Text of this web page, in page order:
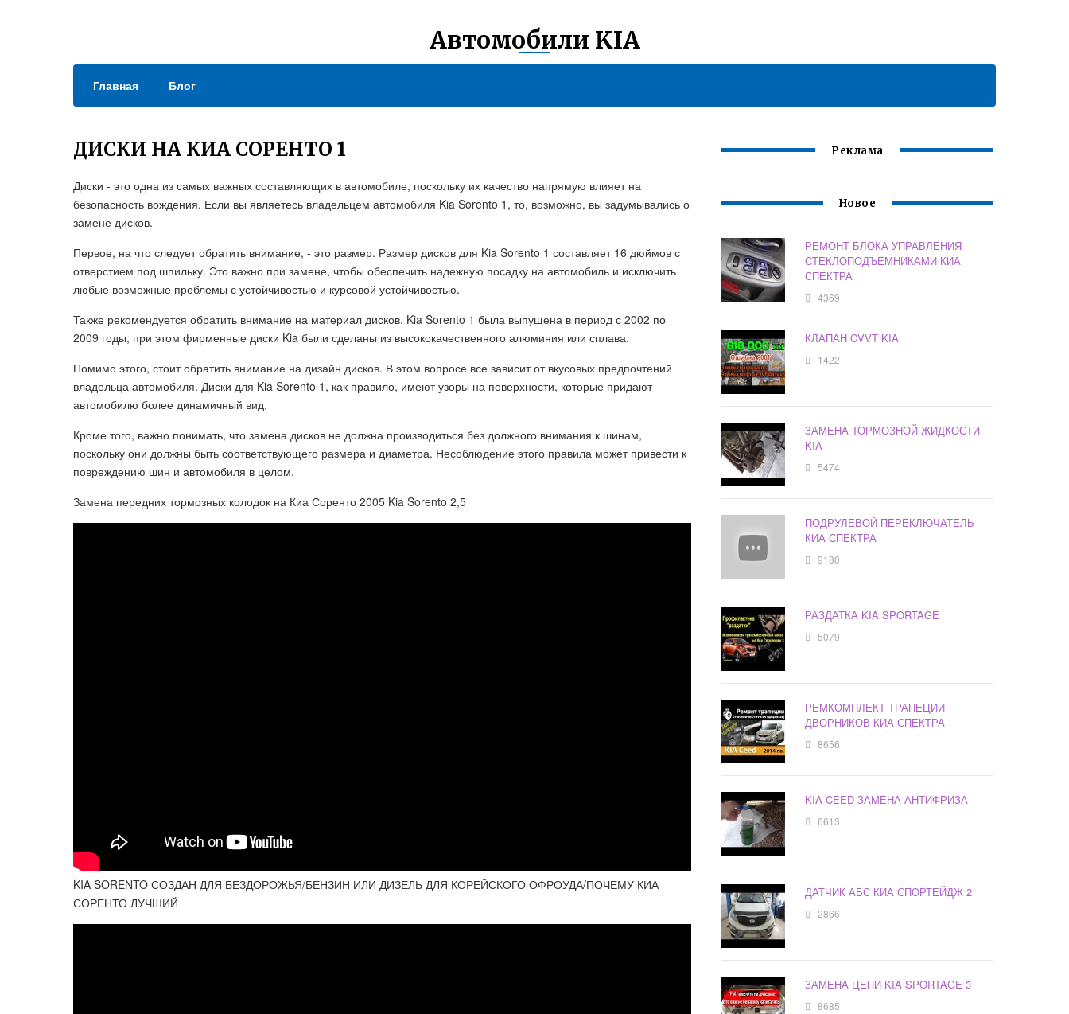
Автомобили KIA
Главная Блог
ДИСКИ НА КИА СОРЕНТО 1
Диски - это одна из самых важных составляющих в автомобиле, поскольку их качество напрямую влияет на
безопасность вождения. Если вы являетесь владельцем автомобиля Kia Sorento 1, то, возможно, вы задумывались о
замене дисков.
Первое, на что следует обратить внимание, - это размер. Размер дисков для Kia Sorento 1 составляет 16 дюймов с
отверстием под шпильку. Это важно при замене, чтобы обеспечить надежную посадку на автомобиль и исключить
любые возможные проблемы с устойчивостью и курсовой устойчивостью.
Также рекомендуется обратить внимание на материал дисков. Kia Sorento 1 была выпущена в период с 2002 по
2009 годы, при этом фирменные диски Kia были сделаны из высококачественного алюминия или сплава.
Помимо этого, стоит обратить внимание на дизайн дисков. В этом вопросе все зависит от вкусовых предпочтений
владельца автомобиля. Диски для Kia Sorento 1, как правило, имеют узоры на поверхности, которые придают
автомобилю более динамичный вид.
Кроме того, важно понимать, что замена дисков не должна производиться без должного внимания к шинам,
поскольку они должны быть соответствующего размера и диаметра. Несоблюдение этого правила может привести к
повреждению шин и автомобиля в целом.
Замена передних тормозных колодок на Киа Соренто 2005 Kia Sorento 2,5
KIA SORENTO СОЗДАН ДЛЯ БЕЗДОРОЖЬЯ/БЕНЗИН ИЛИ ДИЗЕЛЬ ДЛЯ КОРЕЙСКОГО ОФРОУДА/ПОЧЕМУ КИА
СОРЕНТО ЛУЧШИЙ
Реклама
Новое
РЕМОНТ БЛОКА УПРАВЛЕНИЯ
СТЕКЛОПОДЪЕМНИКАМИ КИА
СПЕКТРА
4369
КЛАПАН CVVT KIA
1422
ЗАМЕНА ТОРМОЗНОЙ ЖИДКОСТИ
KIA
5474
ПОДРУЛЕВОЙ ПЕРЕКЛЮЧАТЕЛЬ
КИА СПЕКТРА
9180
РАЗДАТКА KIA SPORTAGE
5079
РЕМКОМПЛЕКТ ТРАПЕЦИИ
ДВОРНИКОВ КИА СПЕКТРА
8656
KIA CEED ЗАМЕНА АНТИФРИЗА
6613
ДАТЧИК АБС КИА СПОРТЕЙДЖ 2
2866
ЗАМЕНА ЦЕПИ KIA SPORTAGE 3
8685